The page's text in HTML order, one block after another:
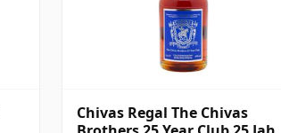
Chivas Regal The Chivas